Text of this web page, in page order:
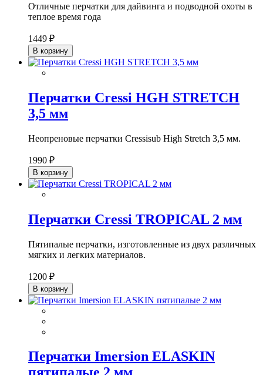
Отличные перчатки для дайвинга и подводной охоты в
теплое время года
1449 ₽
В корзину
Перчатки Cressi HGH STRETCH
3,5 мм
Неопреновые перчатки Cressisub High Stretch 3,5 мм.
1990 ₽
В корзину
Перчатки Cressi TROPICAL 2 мм
Пятипалые перчатки, изготовленные из двух различных
мягких и легких материалов.
1200 ₽
В корзину
Перчатки Imersion ELASKIN